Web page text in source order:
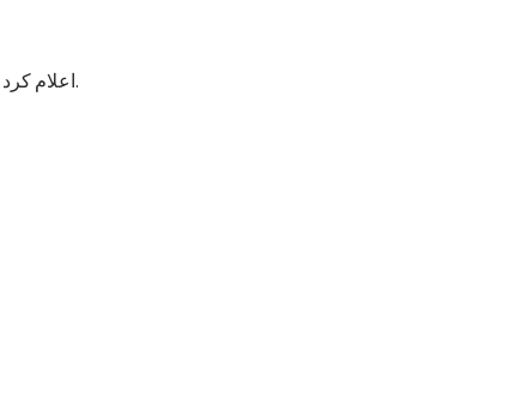
اعلام کرد حکومت با طرح شش خواست مشخص به این اجلاس می‌رود که عمدتاً شامل درخواست کمک برای تقویت و تجهیز نیروهای مسلح افغانستان است.